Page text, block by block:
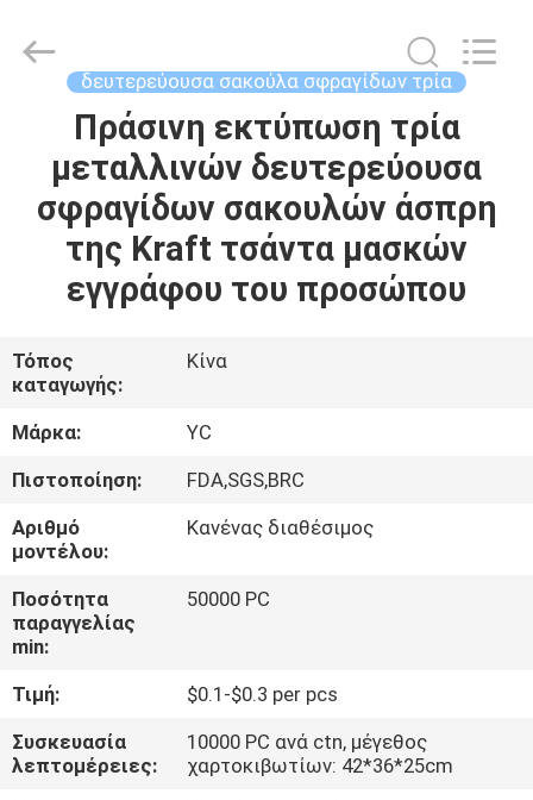
ΣΠΊΤΙ
ΠΡΟΪΌΝΤΑ
ΠΕΡΊΠΟΥ
ΕΜΕΊΣ
ΓΎΡΟΣ
ΕΡΓΟΣΤΑΣΊΩΝ
ΠΟΙΟΤΙΚΌΣ
ΈΛΕΓΧΟΣ
ΜΑΣ
ΣΕ
ΕΠΑΦΉ
Printing
δευτερεύουσα σακούλα σφραγίδων τρία
Πράσινη εκτύπωση τρία
μεταλλινών δευτερεύουσα
σφραγίδων σακουλών άσπρη
της Kraft τσάντα μασκών
εγγράφου του προσώπου
Τόπος
καταγωγής:
Κίνα
Μάρκα:
YC
Πιστοποίηση:
FDA,SGS,BRC
Αριθμό
μοντέλου:
Κανένας διαθέσιμος
Ποσότητα
παραγγελίας
min:
50000 PC
Τιμή:
$0.1-$0.3 per pcs
Συσκευασία
λεπτομέρειες:
10000 PC ανά ctn, μέγεθος
χαρτοκιβωτίων: 42*36*25cm